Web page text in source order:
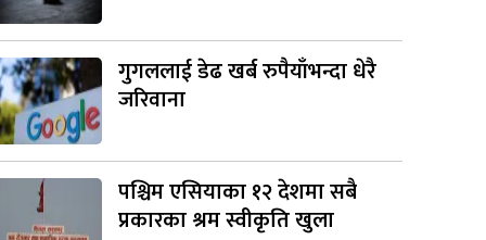
गुगललाई डेढ खर्ब रुपैयाँभन्दा धेरै
जरिवाना
पश्चिम एसियाका १२ देशमा सबै
प्रकारका श्रम स्वीकृति खुला